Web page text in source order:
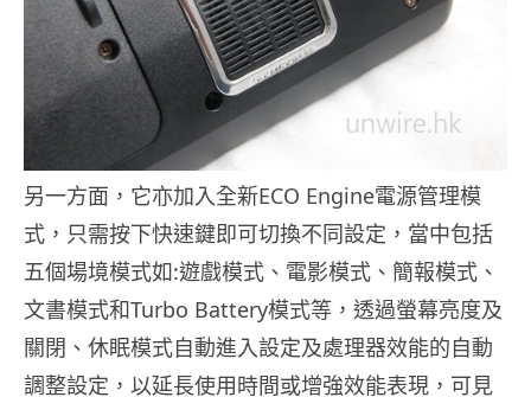
另一方面，它亦加入全新ECO Engine電源管理模
式，只需按下快速鍵即可切換不同設定，當中包括
五個場境模式如:遊戲模式、電影模式、簡報模式、
文書模式和Turbo Battery模式等，透過螢幕亮度及
關閉、休眠模式自動進入設定及處理器效能的自動
調整設定，以延長使用時間或增強效能表現，可見